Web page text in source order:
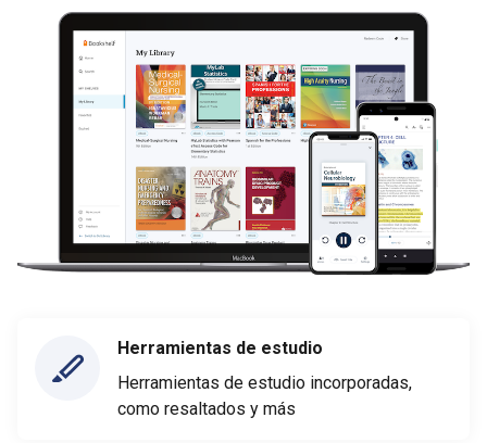
Herramientas de estudio
Herramientas de estudio incorporadas,
como resaltados y más